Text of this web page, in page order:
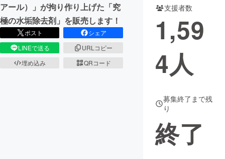
アール）」が拘り作り上げた「究
極の水垢除去剤」を販売します！
ポスト
シェア
LINEで送る
URLコピー
埋め込み
QRコード
支援者数
1,59
4人
募集終了まで残
り
終了